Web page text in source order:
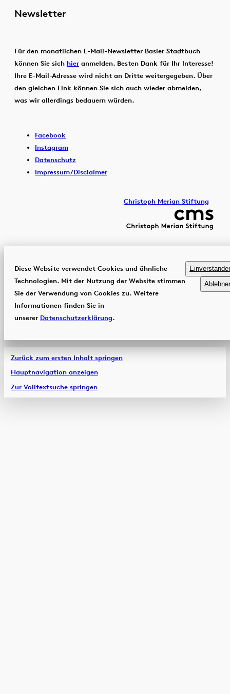
Newsletter
Für den monatlichen E-Mail-Newsletter Basler Stadtbuch
können Sie sich hier anmelden. Besten Dank für Ihr Interesse!
Ihre E-Mail-Adresse wird nicht an Dritte weitergegeben. Über
den gleichen Link können Sie sich auch wieder abmelden,
was wir allerdings bedauern würden.
Facebook
Instagram
Datenschutz
Impressum/Disclaimer
Christoph Merian Stiftung
Diese Website verwendet Cookies und ähnliche
Technologien. Mit der Nutzung der Website stimmen
Sie der Verwendung von Cookies zu. Weitere
Informationen finden Sie in
unserer Datenschutzerklärung.
Zurück zum ersten Inhalt springen
Hauptnavigation anzeigen
Zur Volltextsuche springen